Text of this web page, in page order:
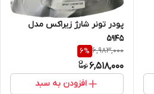
پودر تونر شارژ زیراکس مدل
۵۹۴۵
6,983,000
6%
6,518,000
افزودن به سبد